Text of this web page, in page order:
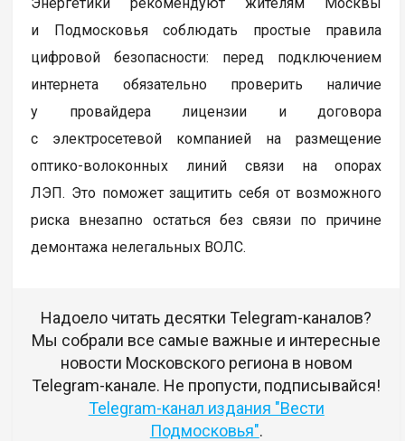
и Подмосковья соблюдать простые правила
цифровой безопасности: перед подключением
интернета обязательно проверить наличие
у провайдера лицензии и договора
с электросетевой компанией на размещение
оптико-волоконных линий связи на опорах
ЛЭП. Это поможет защитить себя от возможного
риска внезапно остаться без связи по причине
демонтажа нелегальных ВОЛС.
Надоело читать десятки Telegram-каналов?
Мы собрали все самые важные и интересные
новости Московского региона в новом
Telegram-канале. Не пропусти, подписывайся!
Telegram-канал издания "Вести
Подмосковья".